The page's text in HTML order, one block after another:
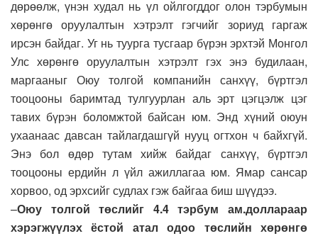
дөрөөлж, үнэн худал нь үл ойлгогддог олон тэрбумын
хөрөнгө оруулалтын хэтрэлт гэгчийг зориуд гаргаж
ирсэн байдаг. Уг нь туурга тусгаар бүрэн эрхтэй Монгол
Улс хөрөнгө оруулалтын хэтрэлт гэх энэ будилаан,
маргааныг Оюу толгой компанийн санхүү, бүртгэл
тооцооны баримтад тулгуурлан аль эрт цэгцэлж цэг
тавих бүрэн боломжтой байсан юм. Энд хүний оюун
ухаанаас давсан тайлагдашгүй нууц огтхон ч байхгүй.
Энэ бол өдөр тутам хийж байдаг санхүү, бүртгэл
тооцооны ердийн л үйл ажиллагаа юм. Ямар сансар
хорвоо, од эрхсийг судлах гэж байгаа биш шүүдээ.
–Оюу толгой төслийг 4.4 тэрбум ам.доллараар
хэрэгжүүлэх ёстой атал одоо төслийн хөрөнгө